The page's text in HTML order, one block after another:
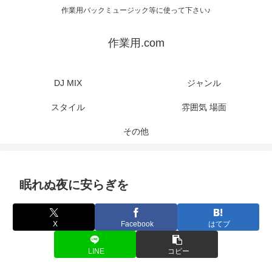
作業用バックミュージック等に使って下さい♪
作業用.com
DJ MIX ジャンル
スタイル 雰囲気 場面
その他
眠れぬ夜に安らぎを
X Facebook はてブ
LINE コピー